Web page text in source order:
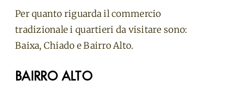
Per quanto riguarda il commercio
tradizionale i quartieri da visitare sono:
Baixa, Chiado e Bairro Alto.
BAIRRO ALTO